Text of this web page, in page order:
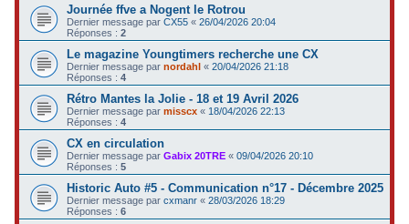
Journée ffve a Nogent le Rotrou
Dernier message parCX55 «26/04/2026 20:04
Réponses :2
Le magazine Youngtimers recherche une CX
Dernier message parnordahl «20/04/2026 21:18
Réponses :4
Rétro Mantes la Jolie - 18 et 19 Avril 2026
Dernier message parmisscx « 18/04/2026 22:13
Réponses :4
CX en circulation
Dernier message parGabix 20TRE «09/04/2026 20:10
Réponses :5
Historic Auto #5 - Communication n°17 - Décembre 2025
Dernier message parcxmanr «28/03/2026 18:29
Réponses :6